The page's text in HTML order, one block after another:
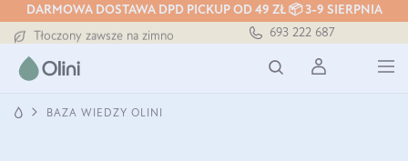
DARMOWA DOSTAWA DPD PICKUP OD 49 ZŁ 📦 3-9 SIERPNIA
Darmowa dostawa od 199 zł
Tłoczony zawsze na zimno
Darmowa dostawa od 199 zł
693 222 687
BAZA WIEDZY OLINI